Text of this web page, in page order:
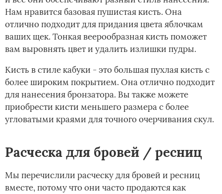
Нам нравится базовая пушистая кисть. Она
отлично подходит для придания цвета яблочкам
ваших щек. Тонкая веерообразная кисть поможет
вам выровнять цвет и удалить излишки пудры.
Кисть в стиле кабуки - это большая пухлая кисть с
более широким покрытием. Она отлично подходит
для нанесения бронзатора. Вы также можете
приобрести кисти меньшего размера с более
угловатыми краями для точного очерчивания скул.
Расческа для бровей / ресниц
Мы перечислили расческу для бровей и ресниц
вместе, потому что они часто продаются как